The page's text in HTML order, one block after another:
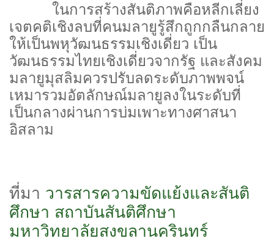
ในการสร้างสันติภาพคือหลีกเลี่ยง
เจตคติเชิงลบที่คนมลายูรู้สึกถูกกลืนกลาย
ให้เป็นพหุวัฒนธรรมเชิงเดี่ยว เป็น
วัฒนธรรมไทยเชิงเดี่ยวจากรัฐ และสังคม
มลายูมุสลิมควรปรับลดระดับภาพพจน์
เหมารวมอัตลักษณ์มลายูลงในระดับที่
เป็นกลางผ่านการบ่มเพาะทางศาสนา
อิสลาม
ที่มา วารสารความขัดแย้งและสันติ
ศึกษา สถาบันสันติศึกษา
มหาวิทยาลัยสงขลานครินทร์